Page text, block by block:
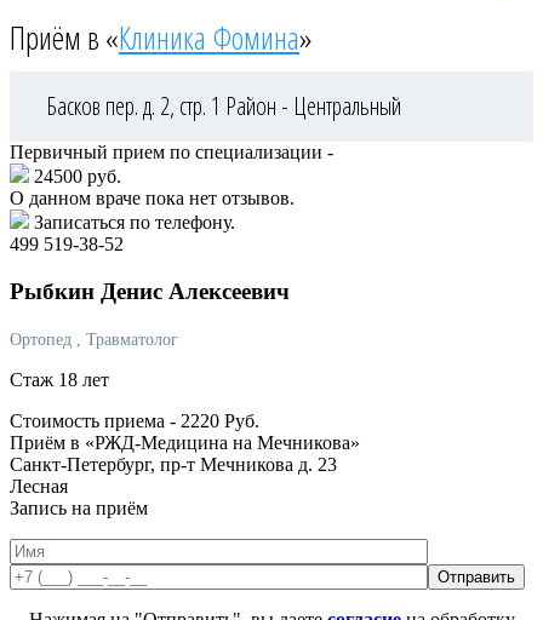
Приём в «Клиника Фомина»
Басков пер. д. 2, стр. 1 Район - Центральный
Первичный прием по специализации -
24500 руб.
О данном враче пока нет отзывов.
Записаться по телефону.
499 519-38-52
Рыбкин Денис Алексеевич
Ортопед , Травматолог
Стаж 18 лет
Стоимость приема - 2220 Руб.
Приём в «РЖД-Медицина на Мечникова»
Санкт-Петербург, пр-т Мечникова д. 23
Лесная
Запись на приём